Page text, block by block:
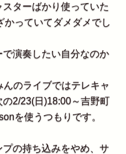
ターばかり使っていた
っていてダメダメでし
演奏したい自分なのか
のライブではテレキャ
2/23(日)18:00～吉野町
を使うつもりです。
の持ち込みをやめ、サ